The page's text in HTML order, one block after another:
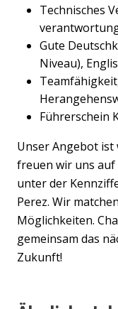
Technisches
Gute
Niveau),
Führerschein
Unser Angebot ist
freuen wir uns
unter der
Perez. Wir
Möglichkeiten.
gemeinsam das
Zukunft!